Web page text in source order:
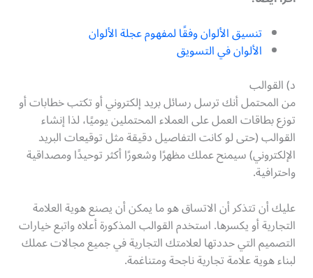
تنسيق الألوان وفقًا لمفهوم عجلة الألوان
الألوان في التسويق
د) القوالب
من المحتمل أنك ترسل رسائل بريد إلكتروني أو تكتب خطابات أو
توزع بطاقات العمل على العملاء المحتملين يوميًا، لذا إنشاء
القوالب (حتى لو كانت التفاصيل دقيقة مثل توقيعات البريد
الإلكتروني) سيمنح عملك مظهرًا وشعورًا أكثر توحيدًا ومصداقية
واحترافية.
عليك أن تتذكر أن الاتساق هو ما يمكن أن يصنع هوية العلامة
التجارية أو يكسرها. استخدم القوالب المذكورة أعلاه واتبع خيارات
التصميم التي حددتها لعلامتك التجارية في جميع مجالات عملك
لبناء هوية علامة تجارية ناجحة ومتناغمة.